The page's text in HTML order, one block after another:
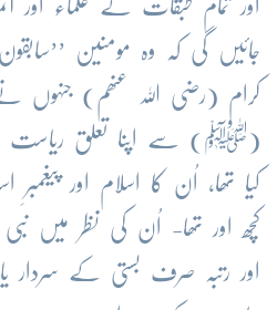
اور تمام طبقات کے علماء
جائیں گی کہ وہ مومنین ’’سابقون
کرام (رضی اللہ عنھم) جنہوں
(ﷺ) سے اپنا تعلق ریاست
کیا تھا، اُن کا اسلام اور
کچھ اور تھا- اُن کی نظر
اور رتبہ صرف بستی کے سردار